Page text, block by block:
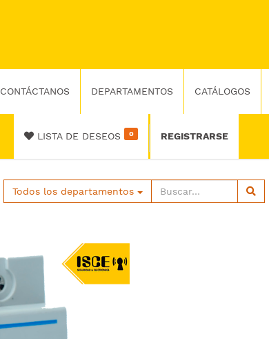
CONTÁCTANOS DEPARTAMENTOS CATÁLOGOS
LISTA DE DESEOS 0 REGISTRARSE
Todos los departamentos